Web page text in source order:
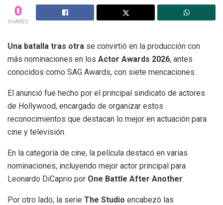
0
SHARES
Una batalla tras otra se convirtió en la producción con
más nominaciones en los Actor Awards 2026, antes
conocidos como SAG Awards, con siete mencaciones.
El anunció fue hecho por el principal sindicato de actores
de Hollywood, encargado de organizar estos
reconocimientos que destacan lo mejor en actuación para
cine y televisión.
En la categoría de cine, la película destacó en varias
nominaciones, incluyendo mejor actor principal para
Leonardo DiCaprio por One Battle After Another.
Por otro lado, la serie The Studio encabezó las